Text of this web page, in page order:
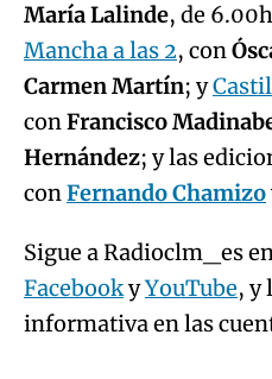
María Lalinde, de
Mancha a las 2, con
Carmen Martín; y
conFrancisco
Hernández; y las
conFernando Chamizo
Sigue a Radioclm_es
FacebookyYouTube, y
informativa en las